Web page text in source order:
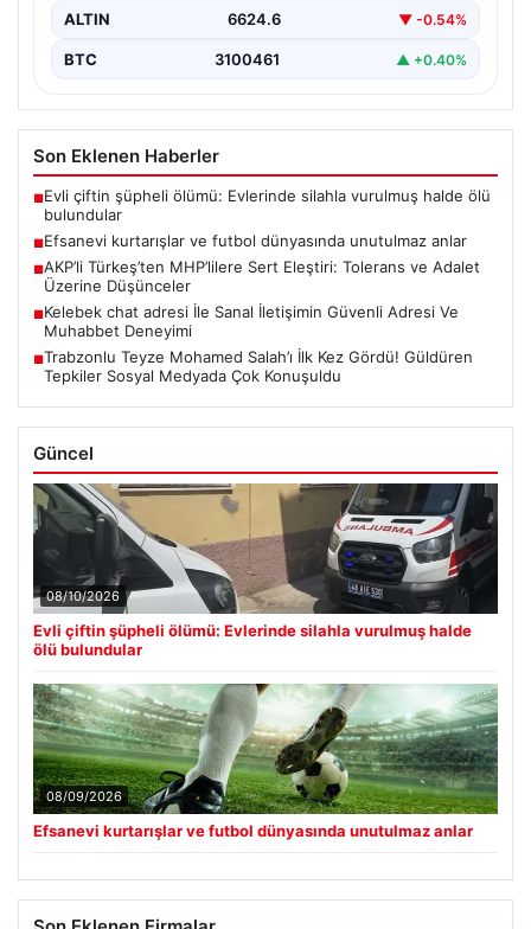
ALTIN 6624.6 ▼ -0.54%
BTC 3100461 ▲ +0.40%
Son Eklenen Haberler
■Evli çiftin şüpheli ölümü: Evlerinde silahla vurulmuş halde ölü
bulundular
■Efsanevi kurtarışlar ve futbol dünyasında unutulmaz anlar
■AKP’li Türkeş’ten MHP’lilere Sert Eleştiri: Tolerans ve Adalet
Üzerine Düşünceler
■Kelebek chat adresi İle Sanal İletişimin Güvenli Adresi Ve
Muhabbet Deneyimi
■Trabzonlu Teyze Mohamed Salah’ı İlk Kez Gördü! Güldüren
Tepkiler Sosyal Medyada Çok Konuşuldu
Güncel
08/10/2026
Evli çiftin şüpheli ölümü: Evlerinde silahla vurulmuş halde
ölü bulundular
08/09/2026
Efsanevi kurtarışlar ve futbol dünyasında unutulmaz anlar